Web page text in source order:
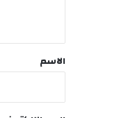
*
الاسم